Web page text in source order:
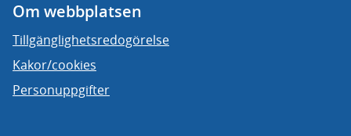
Om webbplatsen
Tillgänglighetsredogörelse
Kakor/cookies
Personuppgifter